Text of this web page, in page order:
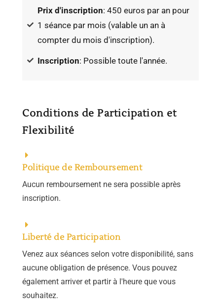
Prix d'inscription: 450 euros par an pour
1 séance par mois (valable un an à
compter du mois d'inscription).
Inscription: Possible toute l'année.
Conditions de Participation et
Flexibilité
Politique de Remboursement
Aucun remboursement ne sera possible après
inscription.
Liberté de Participation
Venez aux séances selon votre disponibilité, sans
aucune obligation de présence. Vous pouvez
également arriver et partir à l'heure que vous
souhaitez.